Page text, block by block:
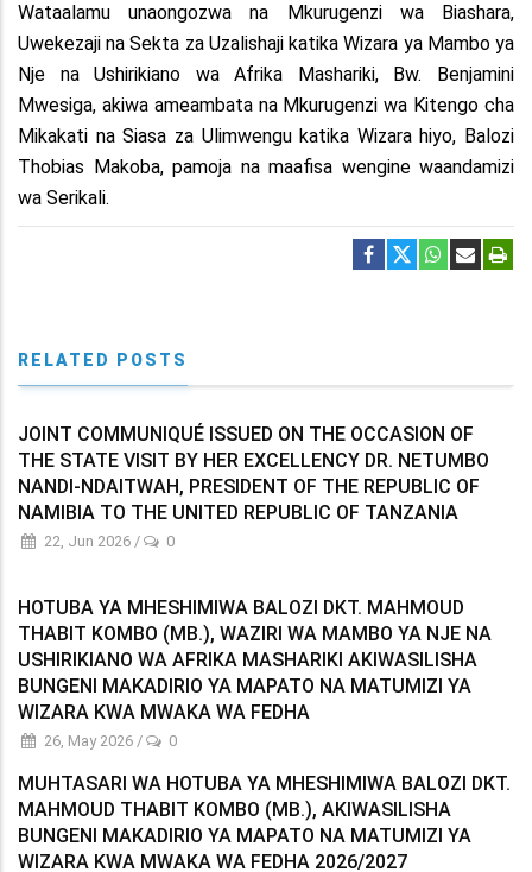
Wataalamu unaongozwa na Mkurugenzi wa Biashara,
Uwekezaji na Sekta za Uzalishaji katika Wizara ya Mambo ya
Nje na Ushirikiano wa Afrika Mashariki, Bw. Benjamini
Mwesiga, akiwa ameambata na Mkurugenzi wa Kitengo cha
Mikakati na Siasa za Ulimwengu katika Wizara hiyo, Balozi
Thobias Makoba, pamoja na maafisa wengine waandamizi
wa Serikali.
RELATED POSTS
JOINT COMMUNIQUÉ ISSUED ON THE OCCASION OF
THE STATE VISIT BY HER EXCELLENCY DR. NETUMBO
NANDI-NDAITWAH, PRESIDENT OF THE REPUBLIC OF
NAMIBIA TO THE UNITED REPUBLIC OF TANZANIA
22, Jun 2026 / 0
HOTUBA YA MHESHIMIWA BALOZI DKT. MAHMOUD
THABIT KOMBO (MB.), WAZIRI WA MAMBO YA NJE NA
USHIRIKIANO WA AFRIKA MASHARIKI AKIWASILISHA
BUNGENI MAKADIRIO YA MAPATO NA MATUMIZI YA
WIZARA KWA MWAKA WA FEDHA
26, May 2026 / 0
MUHTASARI WA HOTUBA YA MHESHIMIWA BALOZI DKT.
MAHMOUD THABIT KOMBO (MB.), AKIWASILISHA
BUNGENI MAKADIRIO YA MAPATO NA MATUMIZI YA
WIZARA KWA MWAKA WA FEDHA 2026/2027